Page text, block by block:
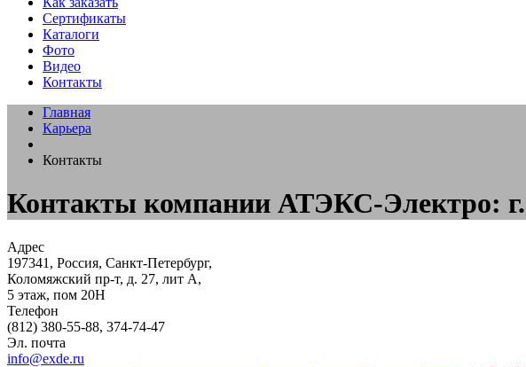
Сертификаты
Каталоги
Фото
Видео
Контакты
Главная
Карьера
Контакты
Контакты компании АТЭКС-Электро: г.
Адрес
197341 , Россия, Санкт-Петербург,
Коломяжский пр-т, д. 27, лит А,
5 этаж, пом 20Н
Телефон
(812) 380-55-88, 374-74-47
Эл. почта
info@exde.ru